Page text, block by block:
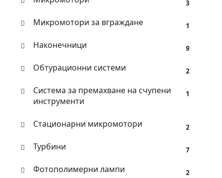
3
Микромотори за вграждане 1
Наконечници 9
Обтурационни системи 2
Система за премахване на счупени
инструменти
1
Стационарни микромотори 2
Турбини 7
Фотополимерни лампи 2